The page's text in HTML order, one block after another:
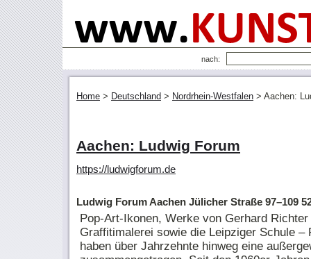
nach:
Home > Deutschland > Nordrhein-Westfalen > Aachen:
Aachen: Ludwig Forum
https://ludwigforum.de
Ludwig Forum Aachen Jülicher Straße 97–109
Pop-Art-Ikonen, Werke von Gerhard
Graffitimalerei sowie die Leipziger Schule –
haben über Jahrzehnte hinweg eine